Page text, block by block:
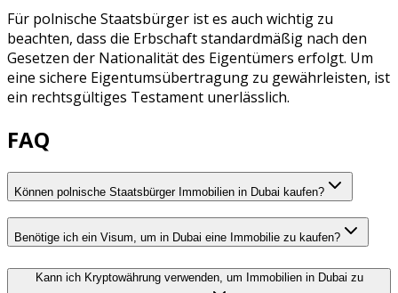
Für polnische Staatsbürger ist es auch wichtig zu
beachten, dass die Erbschaft standardmäßig nach den
Gesetzen der Nationalität des Eigentümers erfolgt. Um
eine sichere Eigentumsübertragung zu gewährleisten, ist
ein rechtsgültiges Testament unerlässlich.
FAQ
Können polnische Staatsbürger Immobilien in Dubai kaufen?
Benötige ich ein Visum, um in Dubai eine Immobilie zu kaufen?
Kann ich Kryptowährung verwenden, um Immobilien in Dubai zu